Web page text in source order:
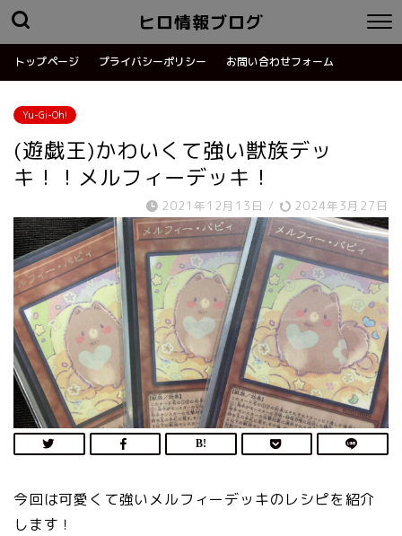
ヒロ情報ブログ
トップページ プライバシーポリシー お問い合わせフォーム
Yu-Gi-Oh!
(遊戯王)かわいくて強い獣族デッ
キ！！メルフィーデッキ！
2021年12月13日 / 2024年3月27日
今回は可愛くて強いメルフィーデッキのレシピを紹介
します！